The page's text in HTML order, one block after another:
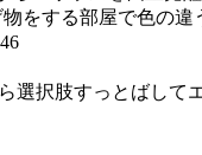
をする部屋で色の
択肢すっとばし